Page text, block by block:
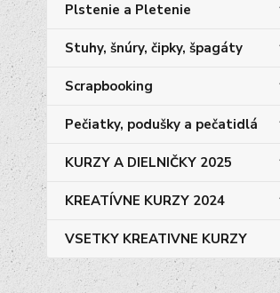
Plstenie a Pletenie
Stuhy, šnúry, čipky, špagáty
Scrapbooking
Pečiatky, podušky a pečatidlá
KURZY A DIELNIČKY 2025
KREATÍVNE KURZY 2024
VSETKY KREATIVNE KURZY